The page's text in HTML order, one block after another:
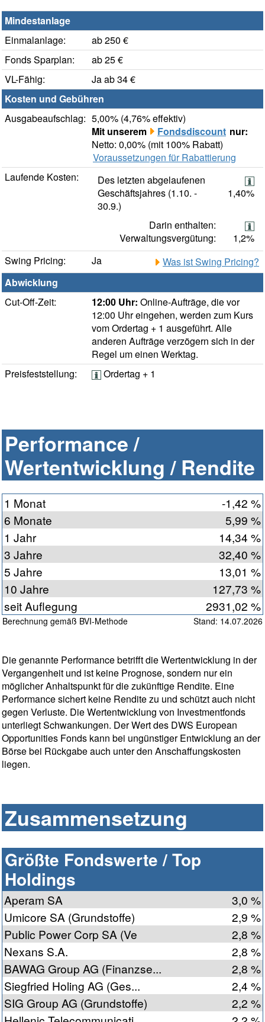
Mindestanlage
Einmalanlage:
ab 250 €
Fonds Sparplan:
ab 25 €
VL-Fähig:
Ja ab 34 €
Kosten und Gebühren
Ausgabeaufschlag: 5,00% (4,76% effektiv)
Mit unserem
Fondsdiscount nur:
Netto: 0,00% (mit 100% Rabatt)
Voraussetzungen für Rabattierung
Laufende Kosten:
Des letzten abgelaufenen
Geschäftsjahres (1.10. -
30.9.)
1,40%
Darin enthalten:
Verwaltungsvergütung:
1,2%
Swing Pricing:
Ja
Was ist Swing Pricing?
Abwicklung
Cut-Off-Zeit:
12:00 Uhr: Online-Aufträge, die vor
12:00 Uhr eingehen, werden zum Kurs
vom Ordertag + 1 ausgeführt. Alle
anderen Aufträge verzögern sich in der
Regel um einen Werktag.
Preisfeststellung:
Ordertag + 1
Performance /
Wertentwicklung / Rendite
1 Monat
-1,42 %
6 Monate
5,99 %
1 Jahr
14,34 %
3 Jahre
32,40 %
5 Jahre
13,01 %
10 Jahre
127,73 %
seit Auflegung
2931,02 %
Berechnung gemäß BVI-Methode Stand: 14.07.2026
Die genannte Performance betrifft die Wertentwicklung in der
Vergangenheit und ist keine Prognose, sondern nur ein
möglicher Anhaltspunkt für die zukünftige Rendite. Eine
Performance sichert keine Rendite zu und schützt auch nicht
gegen Verluste. Die Wertentwicklung von Investmentfonds
unterliegt Schwankungen. Der Wert des DWS European
Opportunities Fonds kann bei ungünstiger Entwicklung an der
Börse bei Rückgabe auch unter den Anschaffungskosten
liegen.
Zusammensetzung
Größte Fondswerte / Top
Holdings
Aperam SA
3,0 %
Umicore SA (Grundstoffe)
2,9 %
Public Power Corp SA (Ve
2,8 %
Nexans S.A.
2,8 %
BAWAG Group AG (Finanzse...
2,8 %
Siegfried Holing AG (Ges...
2,4 %
SIG Group AG (Grundstoffe)
2,2 %